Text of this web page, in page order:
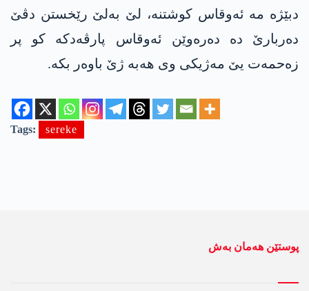
دبێژه‌ مه‌ ئه‌وقاس كوشتنه‌، لێ به‌لێ رێخستن دڤێ
ده‌ربارێ ده‌ ده‌ره‌وێن ئه‌وقاس پارڤه‌دكه‌ كو پر
زه‌حمه‌ت یێ مه‌ژیكی وی هه‌به‌ ژێ باوه‌ر بكه‌.
Tags: sereke
پوستێن ھەمان بەش